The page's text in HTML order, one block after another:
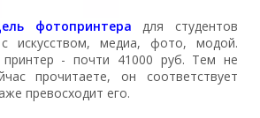
фотопринтера для студентов
искусством, медиа, фото, модой.
- почти 41000 руб. Тем не
прочитаете, он соответствует
превосходит его.